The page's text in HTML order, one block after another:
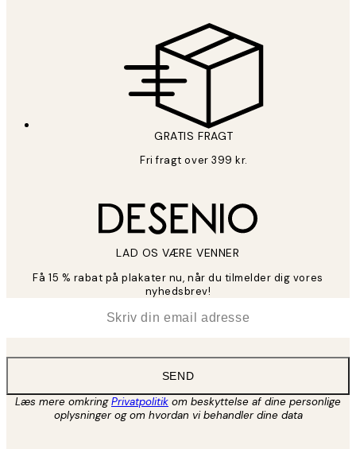
GRATIS FRAGT
Fri fragt over 399 kr.
LAD OS VÆRE VENNER
Få 15 % rabat på plakater nu, når du tilmelder dig vores
nyhedsbrev!
SEND
Læs mere omkringPrivatpolitik om beskyttelse af dine personlige
oplysninger og om hvordan vi behandler dine data